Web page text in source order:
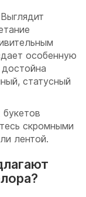
особенную
статусный
скромными
лентой.